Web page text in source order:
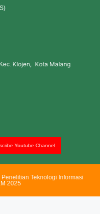
Klojen, Kota Malang
Youtube Channel
Teknologi Informasi
2025